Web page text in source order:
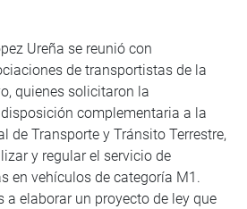
Ureña se reunió con
de transportistas de la
quienes solicitaron la
complementaria a la
de Transporte y Tránsito Terrestre,
y regular el servicio de
en vehículos de categoría M1.
a elaborar un proyecto de ley que